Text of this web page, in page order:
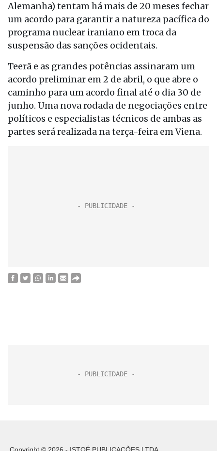
Alemanha) tentam há mais de 20 meses fechar
um acordo para garantir a natureza pacífica do
programa nuclear iraniano em troca da
suspensão das sanções ocidentais.
Teerã e as grandes potências assinaram um
acordo preliminar em 2 de abril, o que abre o
caminho para um acordo final até o dia 30 de
junho. Uma nova rodada de negociações entre
políticos e especialistas técnicos de ambas as
partes será realizada na terça-feira em Viena.